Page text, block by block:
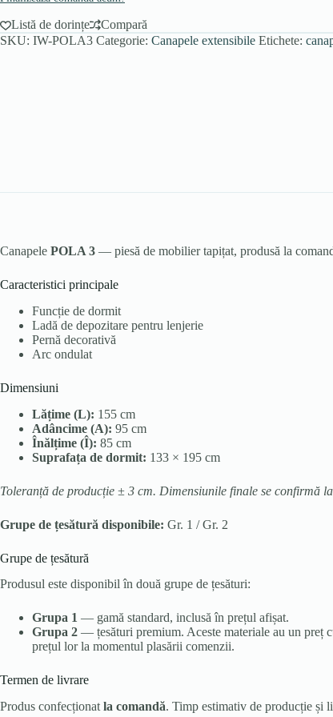
Listă de dorințe
Compară
SKU: IW-POLA3 Categorie: Canapele extensibile Etichete:
Canapele POLA 3 — piesă de mobilier tapițat, produsă la
Caracteristici principale
Funcție de dormit
Ladă de depozitare pentru lenjerie
Pernă decorativă
Arc ondulat
Dimensiuni
Lățime (L): 155 cm
Adâncime (A): 95 cm
Înălțime (Î): 85 cm
Suprafața de dormit: 133 × 195 cm
Toleranță de producție ± 3 cm. Dimensiunile finale se confirmă
Grupe de țesătură disponibile: Gr. 1 / Gr. 2
Grupe de țesătură
Produsul este disponibil în două grupe de țesături:
Grupa 1 — gamă standard, inclusă în prețul afișat.
Grupa 2 — țesături premium. Aceste materiale au un preț
prețul lor la momentul plasării comenzii.
Termen de livrare
Produs confecționat la comandă. Timp estimativ de producție și